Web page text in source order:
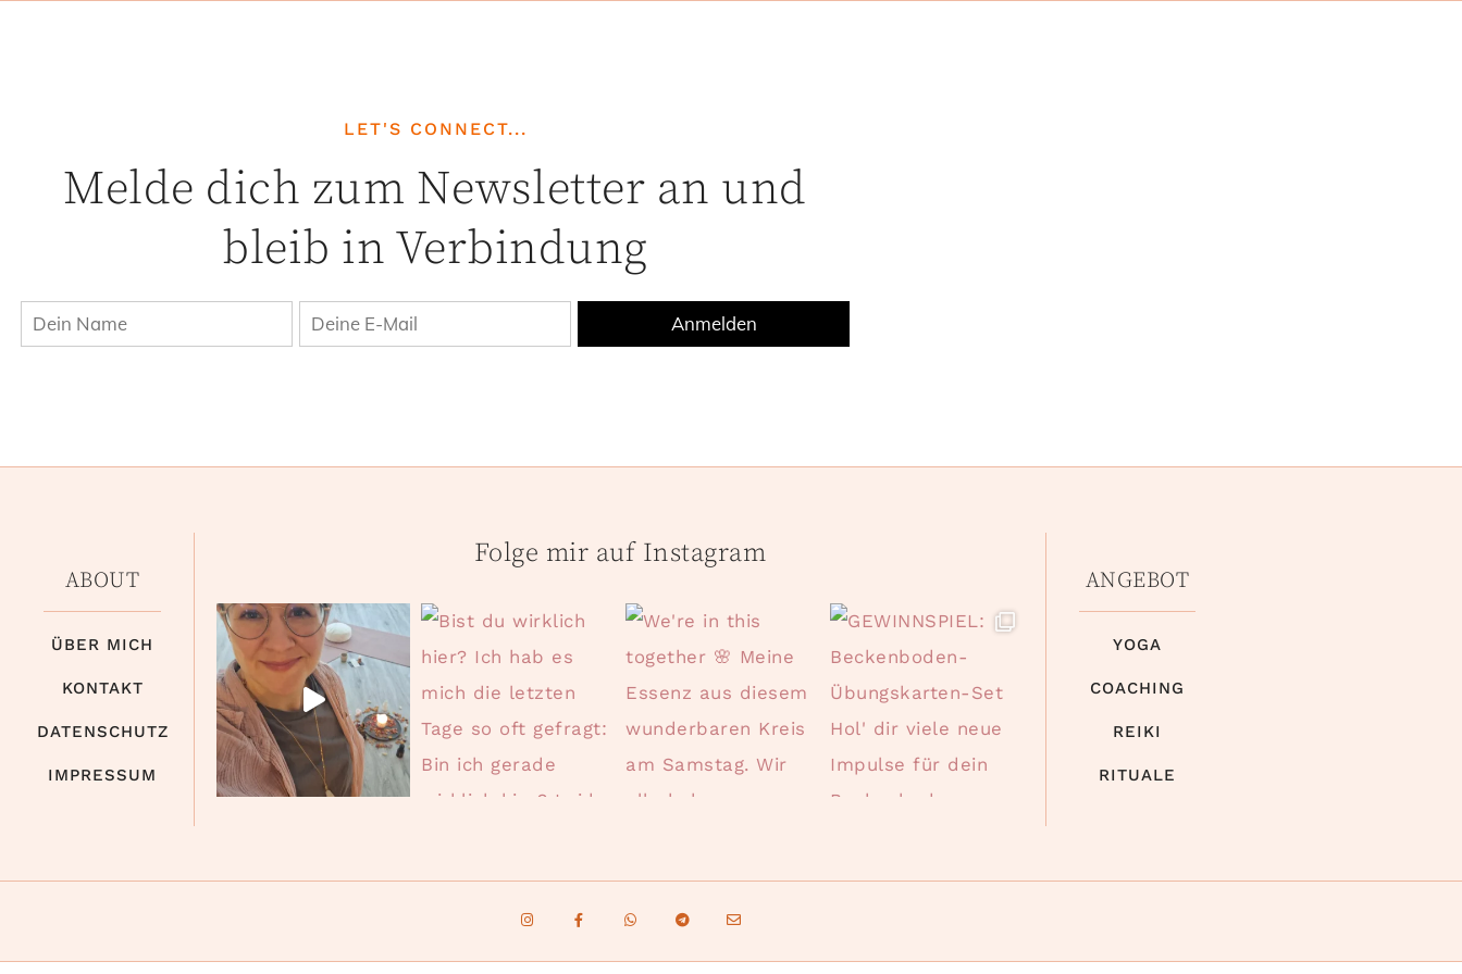
LET'S CONNECT...
Melde dich zum Newsletter an und
bleib in Verbindung
ABOUT
ÜBER MICH
KONTAKT
DATENSCHUTZ
IMPRESSUM
Folge mir auf Instagram
ANGEBOT
YOGA
COACHING
REIKI
RITUALE